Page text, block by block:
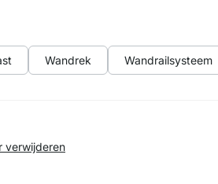
Wandrek Wandrailsysteem
verwijderen